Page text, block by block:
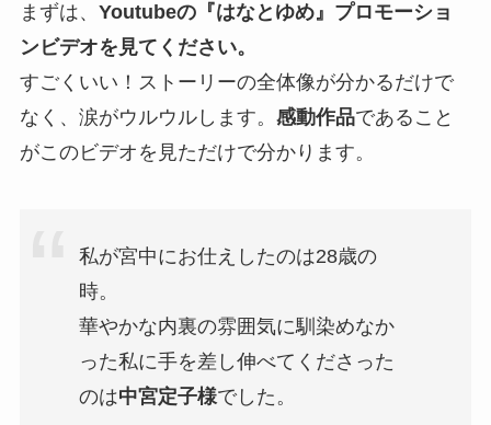
まずは、 Youtubeの『はなとゆめ』プロモーショ
ンビデオを見てください。
すごくいい！ストーリーの全体像が分かるだけで
なく、涙がウルウルします。 感動作品であること
がこのビデオを見ただけで分かります。
私が宮中にお仕えしたのは28歳の
時。
華やかな内裏の雰囲気に馴染めなか
った私に手を差し伸べてくださった
のは中宮定子様でした。